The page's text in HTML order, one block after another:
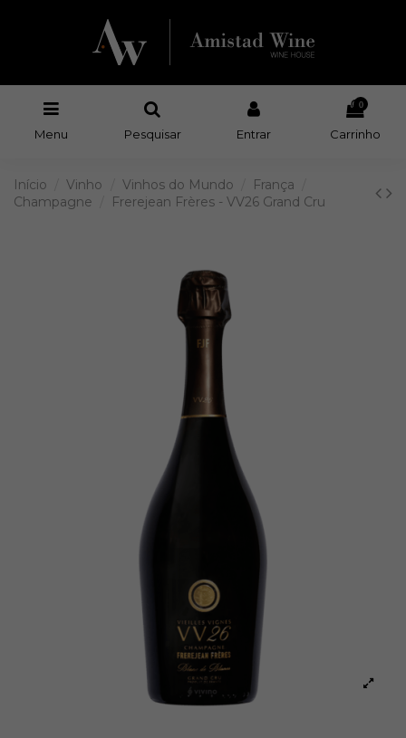
Menu Pesquisar Entrar
0
Carrinho
Início Vinho Vinhos do Mundo
França
Champagne
Frerejean Frères - VV26 Grand Cru